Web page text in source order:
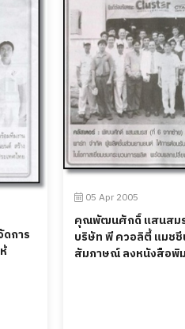
การ
05 Apr 2005
คุณพัฒนศักดิ์ แสนสมร
บริษัท พี ควอลิตี้ แมชชี
สัมภาษณ์ ลงหนังสือพิ